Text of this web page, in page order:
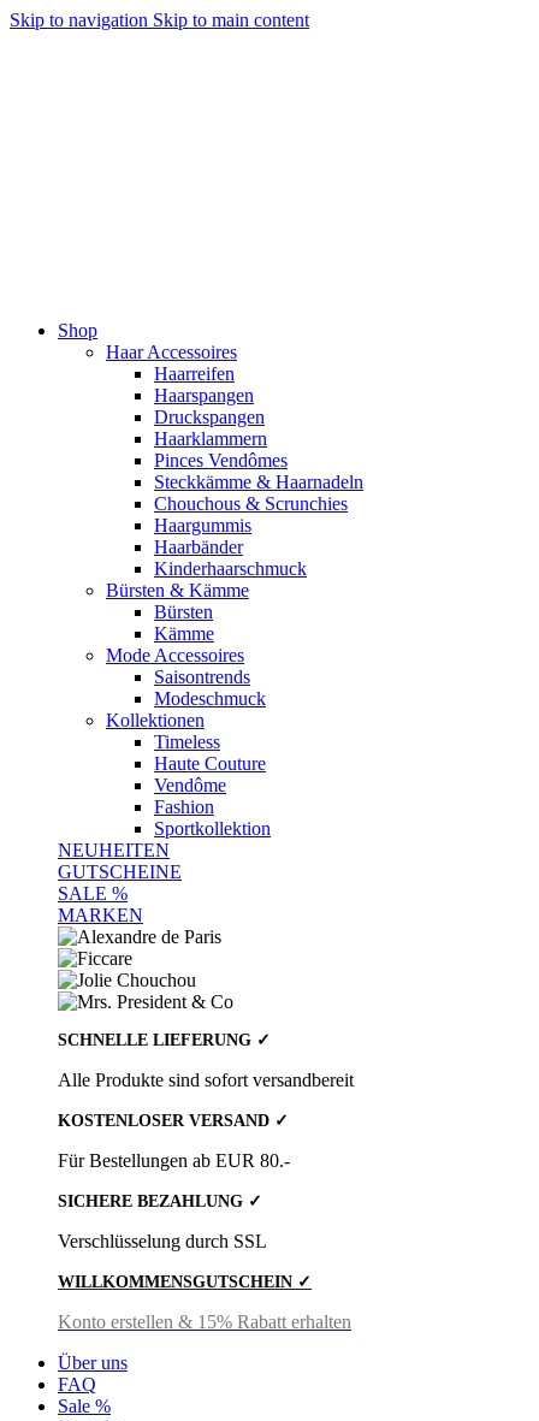
Skip to navigation Skip to main content
Shop
Haar Accessoires
Haarreifen
Haarspangen
Druckspangen
Haarklammern
Pinces Vendômes
Steckkämme & Haarnadeln
Chouchous & Scrunchies
Haargummis
Haarbänder
Kinderhaarschmuck
Bürsten & Kämme
Bürsten
Kämme
Mode Accessoires
Saisontrends
Modeschmuck
Kollektionen
Timeless
Haute Couture
Vendôme
Fashion
Sportkollektion
NEUHEITEN
GUTSCHEINE
SALE %
MARKEN
SCHNELLE LIEFERUNG ✓
Alle Produkte sind sofort versandbereit
KOSTENLOSER VERSAND ✓
Für Bestellungen ab EUR 80.-
SICHERE BEZAHLUNG ✓
Verschlüsselung durch SSL
WILLKOMMENSGUTSCHEIN ✓
Konto erstellen & 15% Rabatt erhalten
Über uns
FAQ
Sale %